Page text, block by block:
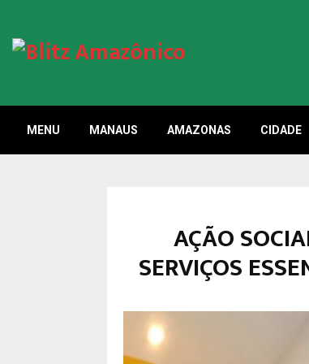
MENU MANAUS AMAZONAS CIDADE
AÇÃO
SERVIÇOS